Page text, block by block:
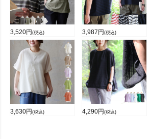
3,520円 (税込) 3,987 円 (税込)
3,630円 (税込) 4,290円 (税込)